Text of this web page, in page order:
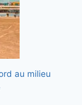
au milieu